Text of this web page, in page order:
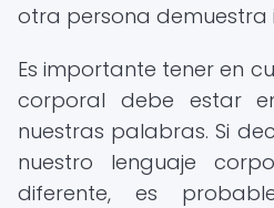
otra persona demuestra
Es importante tener en
corporal debe estar
nuestras palabras. Si
nuestro lenguaje
diferente, es